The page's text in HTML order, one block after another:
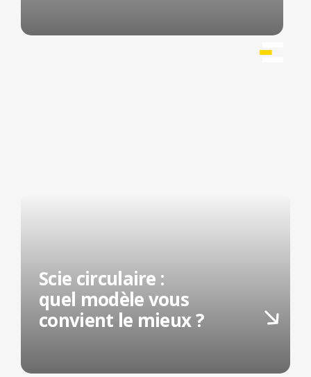
Scie circulaire :
quel modèle vous
convient le mieux ?